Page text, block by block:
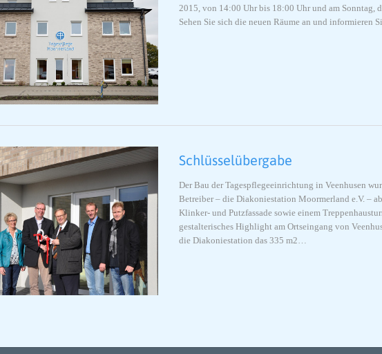
2015, von 14:00 Uhr bis 18:00 Uhr und am Sonntag,
Sehen Sie sich die neuen Räume an und informieren
Schlüsselübergabe
Der Bau der Tagespflegeeinrichtung in Veenhusen
Betreiber – die Diakoniestation Moormerland e.V. –
Klinker- und Putzfassade sowie einem
gestalterisches Highlight am Ortseingang von
die Diakoniestation das 335 m2…